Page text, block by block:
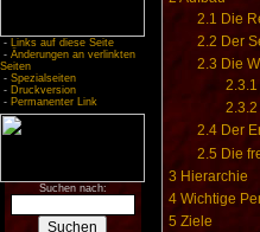
- Links auf diese Seite
- Änderungen an verlinkten
Seiten
- Spezialseiten
- Druckversion
- Permanenter Link
Suchen nach:
2.1 Die
2.2 Der
2.3 Die
2.3.1
2.3.2
2.4 Der
2.5 Die
3 Hierarchie
4 Wichtige
5 Ziele